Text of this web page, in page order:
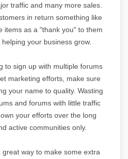
traffic and many more sales.
in return something like
items as a "thank you" to them
your business grow.
to sign up with multiple forums
marketing efforts, make sure
your name to quality. Wasting
and forums with little traffic
your efforts over the long
active communities only.
way to make some extra